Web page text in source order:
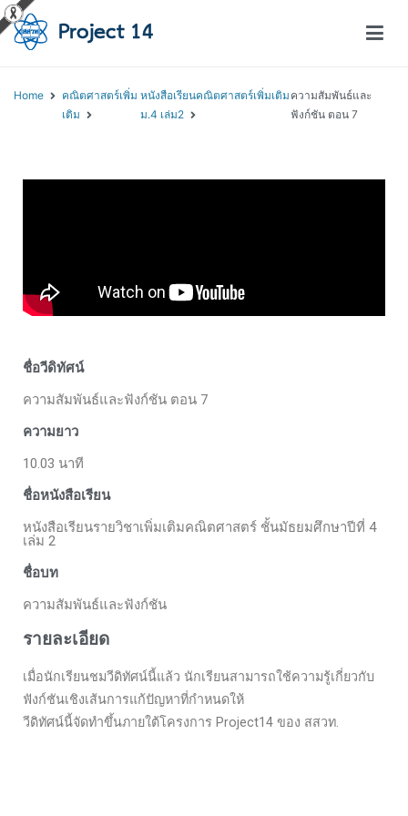
Home
คณิตศาสตร์เพิ่ม
เติม
หนังสือเรียนคณิตศาสตร์เพิ่มเติม
ม.4 เล่ม2
ความสัมพันธ์และ
ฟังก์ชัน ตอน 7
ชื่อวีดิทัศน์
ความสัมพันธ์และฟังก์ชัน ตอน 7
ความยาว
10.03 นาที
ชื่อหนังสือเรียน
หนังสือเรียนรายวิชาเพิ่มเติมคณิตศาสตร์ ชั้นมัธยมศึกษาปีที่ 4
เล่ม 2
ชื่อบท
ความสัมพันธ์และฟังก์ชัน
รายละเอียด
เมื่อนักเรียนชมวีดิทัศน์นี้แล้ว นักเรียนสามารถใช้ความรู้เกี่ยวกับ
ฟังก์ชันเชิงเส้นการแก้ปัญหาที่กำหนดให้
วีดิทัศน์นี้จัดทำขึ้นภายใต้โครงการ Project14 ของ สสวท.